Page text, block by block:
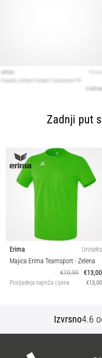
Zadnji put
Erima
Uniseks
Majica Erima Teamsport- Zelena
€19,99
€13,00
Posljednja najniža cijena €13,00
Izvrsno4.6